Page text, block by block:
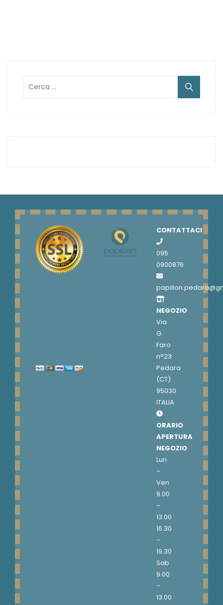
per:
CONTATTACI
095
0900876
NEGOZIO
Via
G.
Faro
n°23
Pedara
(CT)
95030
ITALIA
ORARIO
APERTURA
NEGOZIO
Lun
–
Ven
9.00
–
13.00
16.30
–
19.30
Sab
9.00
–
13.00